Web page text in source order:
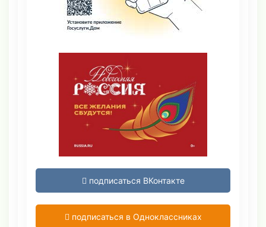
подписаться ВКонтакте
подписаться в Одноклассниках